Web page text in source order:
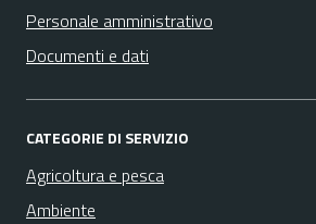
Personale amministrativo
Documenti e dati
CATEGORIE DI SERVIZIO
Agricoltura e pesca
Ambiente